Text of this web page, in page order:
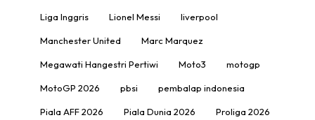
Liga Inggris Lionel Messi liverpool
Manchester United Marc Marquez
Megawati Hangestri Pertiwi Moto3 motogp
MotoGP 2026 pbsi pembalap indonesia
Piala AFF 2026 Piala Dunia 2026 Proliga 2026